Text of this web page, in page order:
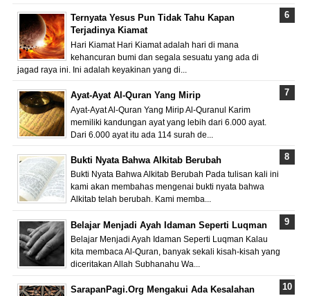
Ternyata Yesus Pun Tidak Tahu Kapan
Terjadinya Kiamat
Hari Kiamat Hari Kiamat adalah hari di mana
kehancuran bumi dan segala sesuatu yang ada di
jagad raya ini. Ini adalah keyakinan yang di...
Ayat-Ayat Al-Quran Yang Mirip
Ayat-Ayat Al-Quran Yang Mirip Al-Quranul Karim
memiliki kandungan ayat yang lebih dari 6.000 ayat.
Dari 6.000 ayat itu ada 114 surah de...
Bukti Nyata Bahwa Alkitab Berubah
Bukti Nyata Bahwa Alkitab Berubah Pada tulisan kali ini
kami akan membahas mengenai bukti nyata bahwa
Alkitab telah berubah. Kami memba...
Belajar Menjadi Ayah Idaman Seperti Luqman
Belajar Menjadi Ayah Idaman Seperti Luqman Kalau
kita membaca Al-Quran, banyak sekali kisah-kisah yang
diceritakan Allah Subhanahu Wa...
SarapanPagi.Org Mengakui Ada Kesalahan